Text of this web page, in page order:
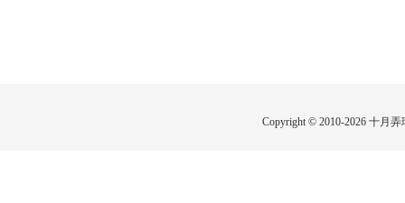
Copyright © 2010-2026 十月